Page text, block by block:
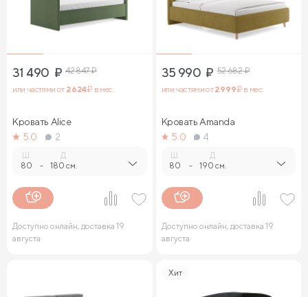
31 490 ₽ 42 847₽
или частями от 2 624₽ в мес.
Кровать Alice
5.0
2
80 -
Д.
180 см.
Доступно онлайн, доставка 19
августа
35 990 ₽ 52 682₽
или частями от2 999₽ в мес.
Кровать Amanda
5.0
4
80 -
Д.
190 см.
Доступно онлайн, доставка 19
августа
Хит